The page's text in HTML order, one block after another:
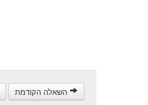
השאלה הקודמת